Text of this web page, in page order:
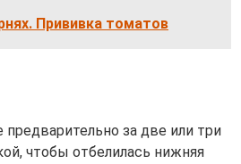
Прививка томатов
предварительно за две или три
чтобы отбелилась нижняя